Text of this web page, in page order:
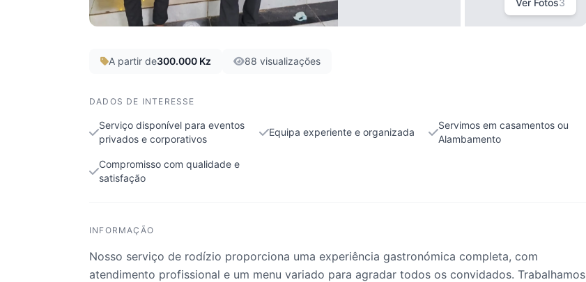
Ver Fotos3
A partir de300.000 Kz 88 visualizações
DADOS DE INTERESSE
Serviço disponível para eventos
privados e corporativos
Equipa experiente e organizada
Servimos em casamentos ou
Alambamento
Compromisso com qualidade e
satisfação
INFORMAÇÃO
Nosso serviço de rodízio proporciona uma experiência gastronómica completa, com
atendimento profissional e um menu variado para agradar todos os convidados. Trabalhamos